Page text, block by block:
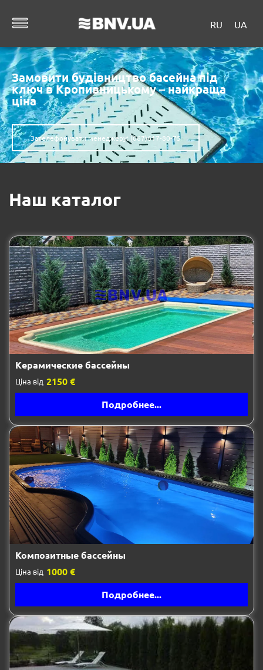
RU UA
Замовити будівництво басейна під
ключ в Кропивницькому – найкраща
ціна
Зателефонувати менеджеру: (067)617-80-75
Наш каталог
Керамические бассейны
Ціна від 2150 €
Подробнее...
Композитные бассейны
Ціна від 1000 €
Подробнее...